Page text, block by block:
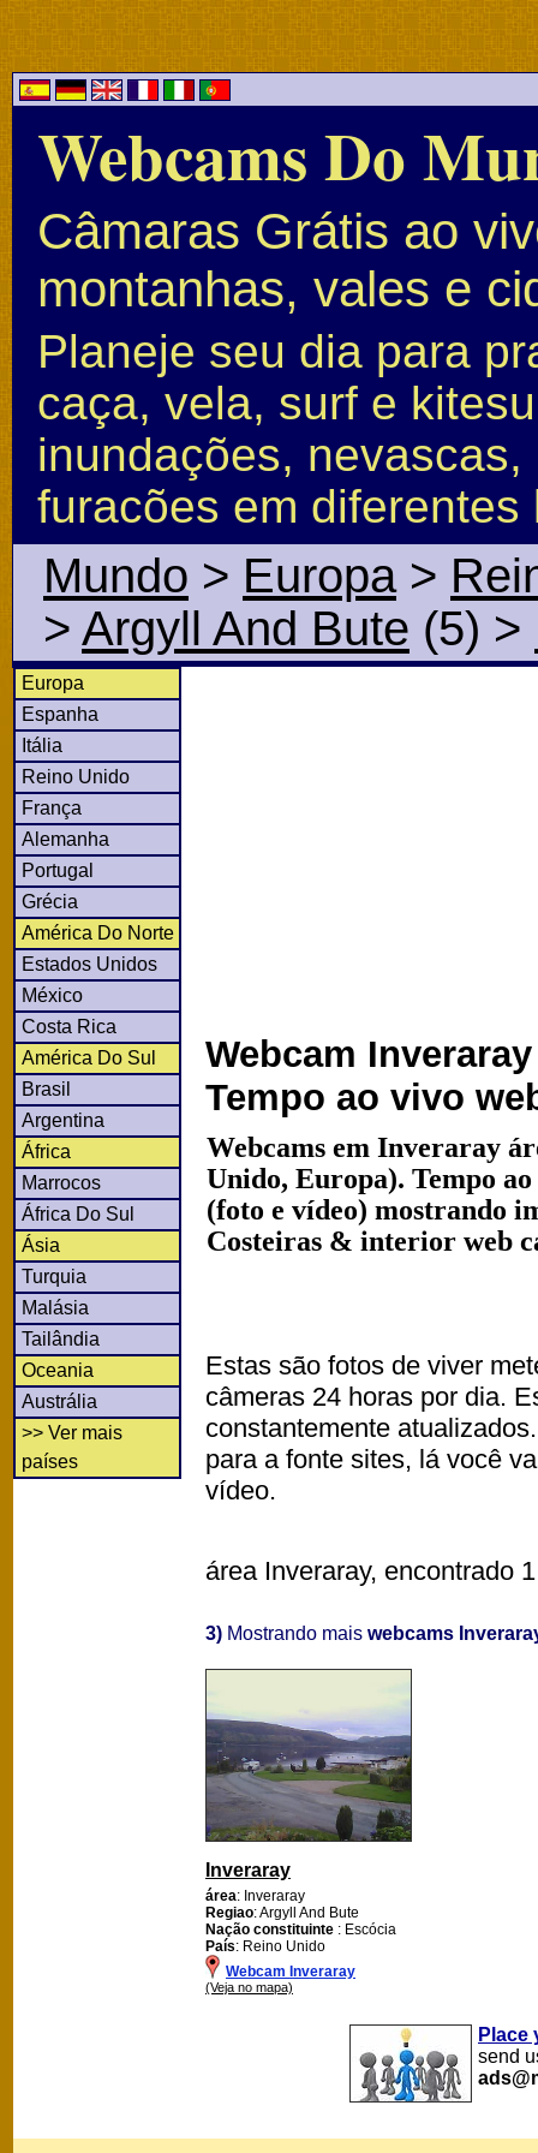
Webcams Do
Câmaras Grátis ao
montanhas, vales e
Planeje seu dia para
caça, vela, surf e
inundações,
furacões em
Mundo > Europa>
> Argyll And Bute (5) >
Europa
Espanha
Itália
Reino Unido
França
Alemanha
Portugal
Grécia
América Do Norte
Estados Unidos
México
Costa Rica
América Do Sul
Brasil
Argentina
África
Marrocos
África Do Sul
Ásia
Turquia
Malásia
Tailândia
Oceania
Austrália
>> Ver mais
países
Webcam
Tempo ao vivo
Webcams em Inveraray
Unido, Europa). Tempo
(foto e vídeo) mostrando
Costeiras & interior web
Estas são fotos de viver
câmeras 24 horas por dia.
constantemente
para a fonte sites, lá você
vídeo.
área Inveraray, encontrado
3) Mostrando mais webcams
Inveraray
área: Inveraray
Regiao: Argyll And Bute
Nação constituinte : Escócia
País: Reino Unido
Webcam Inveraray
(Veja no mapa)
Place
send